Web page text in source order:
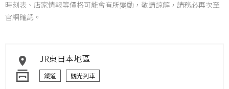
時刻表、店家情報等價格可能會有所變動，敬請諒解，請務必再次至
官網確認。
JR東日本地區
鐵道 觀光列車